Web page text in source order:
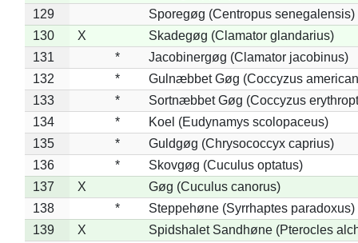
129
Sporegøg (Centropus senegalensis)
130
X
Skadegøg (Clamator glandarius)
131
*
Jacobinergøg (Clamator jacobinus)
132
*
Gulnæbbet Gøg (Coccyzus
133
*
Sortnæbbet Gøg (Coccyzus
134
*
Koel (Eudynamys scolopaceus)
135
*
Guldgøg (Chrysococcyx caprius)
136
*
Skovgøg (Cuculus optatus)
137
X
Gøg (Cuculus canorus)
138
*
Steppehøne (Syrrhaptes paradoxus)
139
X
Spidshalet Sandhøne (Pterocles